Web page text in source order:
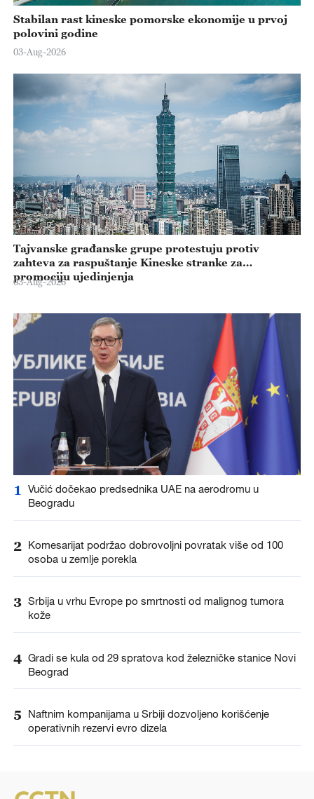
Stabilan rast kineske pomorske ekonomije u prvoj
polovini godine
03-Aug-2026
Tajvanske građanske grupe protestuju protiv
zahteva za raspuštanje Kineske stranke za
promociju ujedinjenja
03-Aug-2026
1
Vučić dočekao predsednika UAE na aerodromu u
Beogradu
2 Komesarijat podržao dobrovoljni povratak više od 100
osoba u zemlje porekla
3 Srbija u vrhu Evrope po smrtnosti od malignog tumora
kože
4 Gradi se kula od 29 spratova kod železničke stanice Novi
Beograd
5
Naftnim kompanijama u Srbiji dozvoljeno korišćenje
operativnih rezervi evro dizela